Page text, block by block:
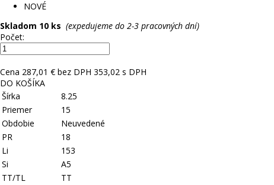
NOVÉ
Skladom 10 ks (expedujeme do 2-3 pracovných dní)
Počet:
Cena 287,01 € bez DPH 353,02 s DPH
DO KOŠÍKA
Šírka
8.25
Priemer
15
Obdobie
Neuvedené
PR
18
Li
153
Si
A5
TT/TL
TT